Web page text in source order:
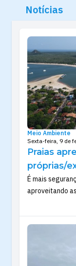
Notícias
Meio Ambiente
Sexta-feira, 9 de
Praias
próprias/
É mais
aproveitando